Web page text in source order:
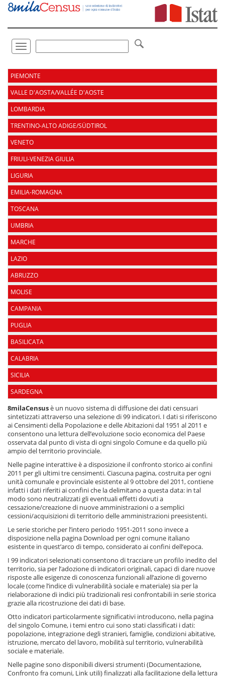
Vai
direttamente
Toggle
navigation
.
PIEMONTE
VALLE D'AOSTA/VALLÉE D'AOSTE
LOMBARDIA
TRENTINO-ALTO ADIGE/SÜDTIROL
VENETO
FRIULI-VENEZIA GIULIA
LIGURIA
EMILIA-ROMAGNA
TOSCANA
UMBRIA
MARCHE
LAZIO
ABRUZZO
MOLISE
CAMPANIA
PUGLIA
BASILICATA
CALABRIA
SICILIA
SARDEGNA
8milaCensusè un nuovo sistema di diffusione dei dati censuari
sintetizzati attraverso una selezione di 99 indicatori. I dati si riferiscono
ai Censimenti della Popolazione e delle Abitazioni dal 1951 al 2011 e
consentono una lettura dell’evoluzione socio economica del Paese
osservata dal punto di vista di ogni singolo Comune e da quello più
ampio del territorio provinciale.
Nelle pagine interattive è a disposizione il confronto storico ai confini
2011 per gli ultimi tre censimenti. Ciascuna pagina, costruita per ogni
unità comunale e provinciale esistente al 9 ottobre del 2011, contiene
infatti i dati riferiti ai confini che la delimitano a questa data: in tal
modo sono neutralizzati gli eventuali effetti dovuti a
cessazione/creazione di nuove amministrazioni o a semplici
cessioni/acquisizioni di territorio delle amministrazioni preesistenti.
Le serie storiche per l’intero periodo 1951-2011 sono invece a
disposizione nella pagina Download per ogni comune italiano
esistente in quest’arco di tempo, considerato ai confini dell’epoca.
I 99 indicatori selezionati consentono di tracciare un profilo inedito del
territorio, sia per l’adozione di indicatori originali, capaci di dare nuove
risposte alle esigenze di conoscenza funzionali all’azione di governo
locale (come l’indice di vulnerabilità sociale e materiale) sia per la
rielaborazione di indici più tradizionali resi confrontabili in serie storica
grazie alla ricostruzione dei dati di base.
Otto indicatori particolarmente significativi introducono, nella pagina
del singolo Comune, i temi entro cui sono stati classificati i dati:
popolazione, integrazione degli stranieri, famiglie, condizioni abitative,
istruzione, mercato del lavoro, mobilità sul territorio, vulnerabilità
sociale e materiale.
Nelle pagine sono disponibili diversi strumenti (Documentazione,
Confronto fra comuni, Link utili) finalizzati alla facilitazione della lettura